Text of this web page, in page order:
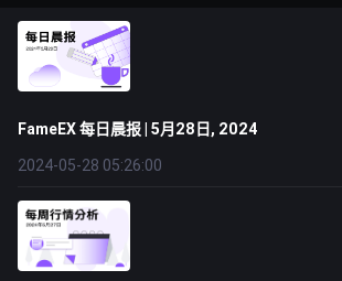
FameEX 每日晨报 | 5月28日, 2024
2024-05-28 05:26:00